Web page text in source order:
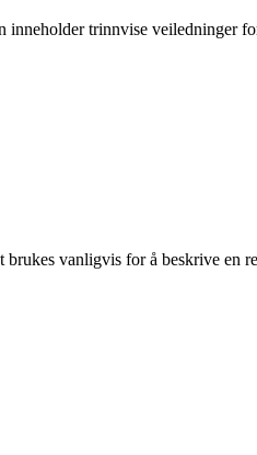
trinnvise veiledninger
vanligvis for å beskrive en